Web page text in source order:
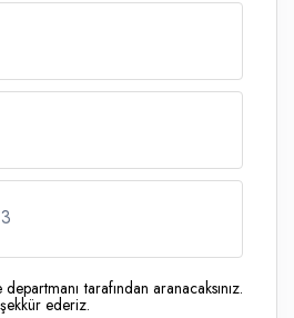
3
tarafından aranacaksınız.
ederiz.